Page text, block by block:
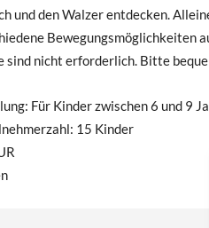
und den Walzer entdecken.
Bewegungsmöglichkeiten
sind nicht erforderlich. Bitte
Für Kinder zwischen 6 und 9
15 Kinder